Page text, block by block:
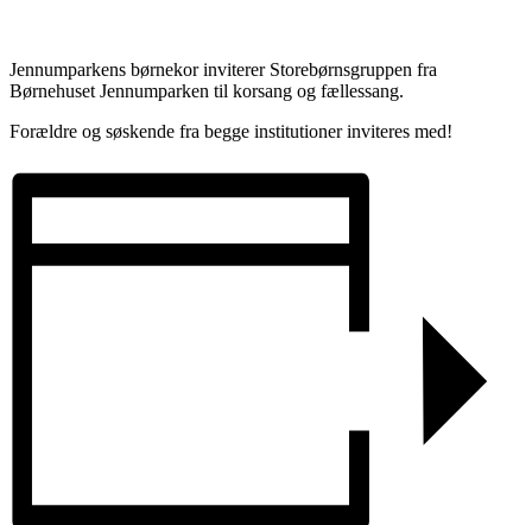
Jennumparkens børnekor inviterer Storebørnsgruppen fra
Børnehuset Jennumparken til korsang og fællessang.
Forældre og søskende fra begge institutioner inviteres med!